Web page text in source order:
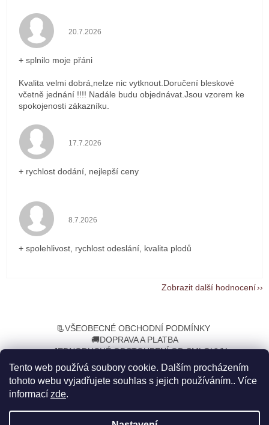
Tento web používá soubory cookie. Dalším procházením
tohoto webu vyjadřujete souhlas s jejich používáním.. Více
informací zde.
Hodnocení obchodu je 5 z 5 hvězdiček.
20.7.2026
+ splnilo moje přáni
Kvalita velmi dobrá,nelze nic vytknout.Doručení bleskové
včetně jednání !!!! Nadále budu objednávat.Jsou vzorem ke
spokojenosti zákazníku.
Hodnocení obchodu je 5 z 5 hvězdiček.
17.7.2026
+ rychlost dodání, nejlepší ceny
Hodnocení obchodu je 5 z 5 hvězdiček.
8.7.2026
+ spolehlivost, rychlost odeslání, kvalita plodů
Zobrazit další hodnocení
a
📃VŠEOBECNÉ OBCHODNÍ PODMÍNKY
🚚DOPRAVA A PLATBA
➡️JEDNODUCHÉ ODSTOUPENÍ OD SMLOUVY